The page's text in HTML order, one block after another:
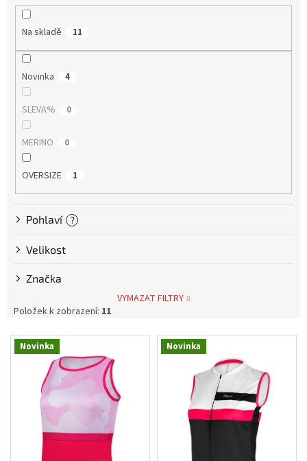
Tretry
Doplňky
Poukazy
Dárky
pro
cyklisty
Výprodej
Novinky
pro
(CZK)
Přihlášení
Na skladě 11
Novinka 4
SLEVA% 0
MERINO 0
OVERSIZE 1
Pohlaví ?
Velikost
Značka
VYMAZAT FILTRY
Položek k zobrazení: 11
V Novinka Novinka